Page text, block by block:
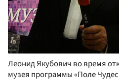
Леонид Якубович во время
музея программы «Поле